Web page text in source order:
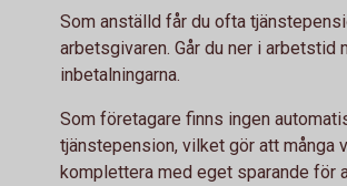
Som anställd får du ofta
arbetsgivaren. Går du ner i arbetstid
inbetalningarna.
Som företagare finns ingen
tjänstepension, vilket gör att många
komplettera med eget sparande för